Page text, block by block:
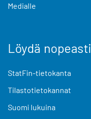
Medialle
Löydä nopeasti
StatFin-tietokanta
Tilastotietokannat
Suomi lukuina